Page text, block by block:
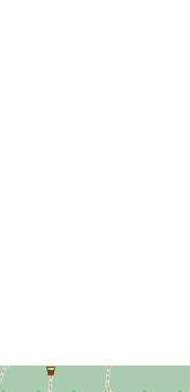
uriRef: